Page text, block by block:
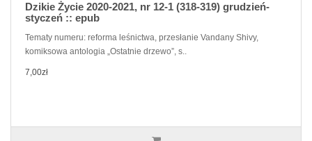
Dzikie Życie 2020-2021, nr 12-1 (318-319) grudzień-
styczeń :: epub
Tematy numeru: reforma leśnictwa, przesłanie Vandany Shivy,
komiksowa antologia „Ostatnie drzewo”, s..
7,00zł